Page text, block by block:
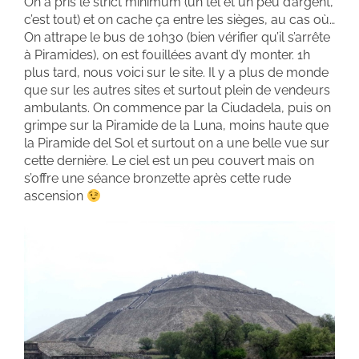
c’est tout) et on cache ça entre les sièges, au cas où…
On attrape le bus de 10h30 (bien vérifier qu’il s’arrête
à Piramides), on est fouillées avant d’y monter. 1h
plus tard, nous voici sur le site. Il y a plus de monde
que sur les autres sites et surtout plein de vendeurs
ambulants. On commence par la Ciudadela, puis on
grimpe sur la Piramide de la Luna, moins haute que
la Piramide del Sol et surtout on a une belle vue sur
cette dernière. Le ciel est un peu couvert mais on
s’offre une séance bronzette après cette rude
ascension